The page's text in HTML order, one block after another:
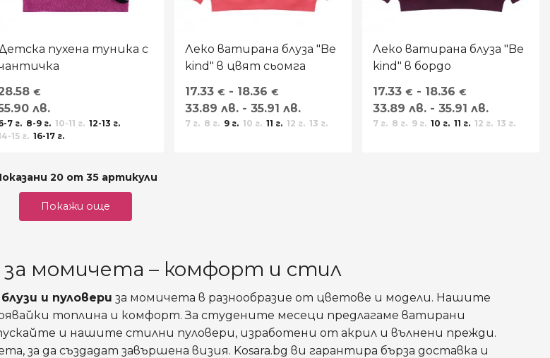
пухена туника с
€
лв.
7 г. 8-9 г. 10-11 г. 12-13 г.
15 г. 16-17 г.
Леко ватирана блуза "Be
kind" в цвят сьомга
17.33€ - 18.36€
33.89 лв. - 35.91 лв.
7 г. 8 г. 9 г. 10 г. 11 г. 12 г. 13 г.
Леко ватирана блуза "Be
kind" в бордо
17.33€ - 18.36€
33.89 лв. - 35.91 лв.
7 г. 8 г. 9 г. 10 г. 11 г. 12 г. 13 г.
20 от 35 артикули
Покажи още
за момичета – комфорт и стил
и пуловери за момичета в разнообразие от цветове и модели. Нашите
топлина и комфорт. За студените месеци предлагаме ватирани
и нашите стилни пуловери, изработени от акрил и вълнени прежди.
за да създадат завършена визия. Kosara.bg ви гарантира бърза доставка и